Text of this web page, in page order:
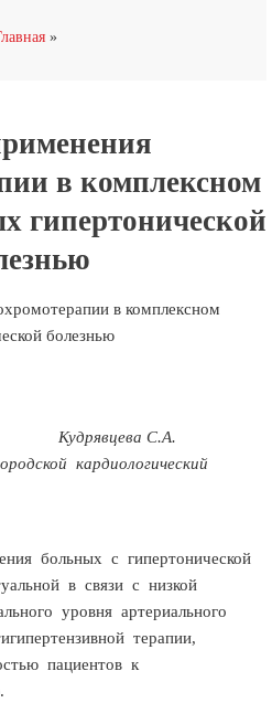
в комплексном
гипертонической
в комплексном
болезнью
Кудрявцева С.А.
кардиологический
больных с гипертонической
в связи с низкой
уровня артериального
терапии,
пациентов к